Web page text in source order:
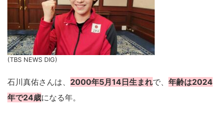
(TBS NEWS DIG)
石川真佑さんは、 2000年5月14日生まれで、 年齢は2024
年で24歳になる年。